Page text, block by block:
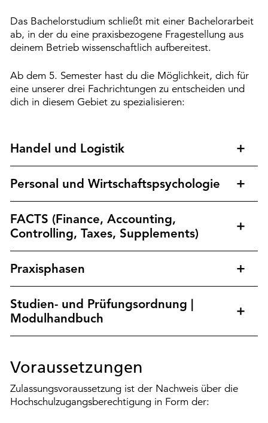
Das Bachelorstudium schließt mit einer Bachelorarbeit
ab, in der du eine praxisbezogene Fragestellung aus
deinem Betrieb wissenschaftlich aufbereitest.
Ab dem 5. Semester hast du die Möglichkeit, dich für
eine unserer drei Fachrichtungen zu entscheiden und
dich in diesem Gebiet zu spezialisieren:
Handel und Logistik
Personal und Wirtschaftspsychologie
FACTS (Finance, Accounting,
Controlling, Taxes, Supplements)
Praxisphasen
Studien- und Prüfungsordnung |
Modulhandbuch
Voraussetzungen
Zulassungsvoraussetzung ist der Nachweis über die
Hochschulzugangsberechtigung in Form der: